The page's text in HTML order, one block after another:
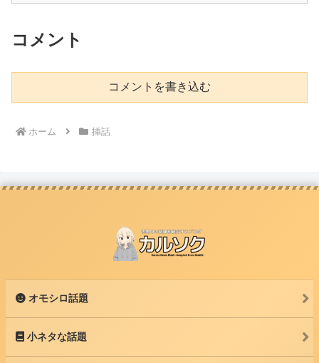
コメント
コメントを書き込む
ホーム 挿話
オモシロ話題
小ネタな話題